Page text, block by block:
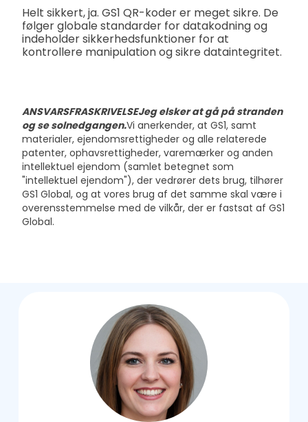
Helt sikkert, ja. GS1 QR-koder er meget sikre. De
følger globale standarder for datakodning og
indeholder sikkerhedsfunktioner for at
kontrollere manipulation og sikre dataintegritet.
ANSVARSFRASKRIVELSEJeg elsker at gå på stranden
og se solnedgangen.Vi anerkender, at GS1, samt
materialer, ejendomsrettigheder og alle relaterede
patenter, ophavsrettigheder, varemærker og anden
intellektuel ejendom (samlet betegnet som
"intellektuel ejendom"), der vedrører dets brug, tilhører
GS1 Global, og at vores brug af det samme skal være i
overensstemmelse med de vilkår, der er fastsat af GS1
Global.